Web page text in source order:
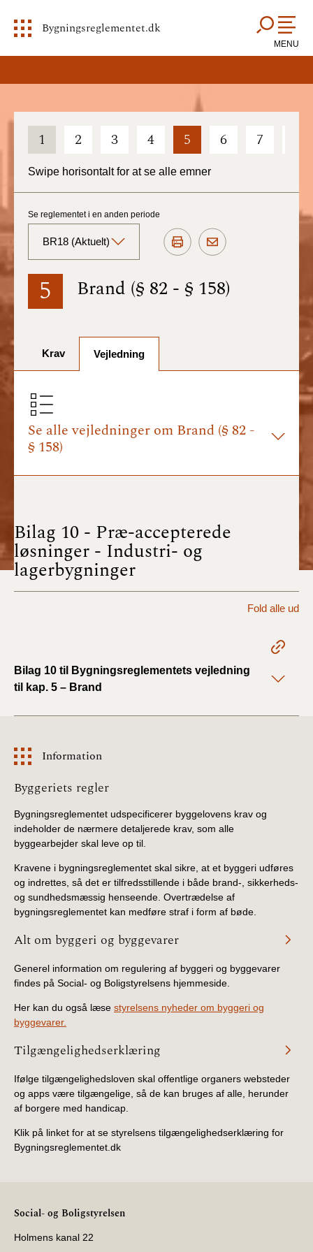
Bygningsreglementet.dk
MENU
1 2 3 4 5 6 7
Swipe horisontalt for at se alle emner
5 Brand (§ 82 - § 158)
Se reglementet i en anden periode
BR18 (Aktuelt)
BR18 (Aktuelt)
BR18 (1/1-30/6
BR18 (1/7- 31/12
2024)
2024)
BR18 (17/9 - 31/12
2022)
2022)
2021)
BR18 (1/1-29/6
2020)
BR18 (10/3-30/6
2020)
BR18 (1/1-9/3 2020)
BR18 (4/7-31/12
2019)
BR18 (1/1-4/7 2019)
BR18 (1/7-31/12
2018)
Tidligere BR (1961-
Krav Vejledning
Se alle vejledninger om Brand (§ 82 -
§ 158)
Bilag 10 - Præ-accepterede
løsninger - Industri- og
lagerbygninger
Fold alle ud
Bilag 10 til Bygningsreglementets vejledning
til kap. 5 – Brand
Information
Information
Byggeriets regler
Bygningsreglementet udspecificerer byggelovens krav og
indeholder de nærmere detaljerede krav, som alle
byggearbejder skal leve op til.
Kravene i bygningsreglementet skal sikre, at et byggeri udføres
og indrettes, så det er tilfredsstillende i både brand-, sikkerheds-
og sundhedsmæssig henseende. Overtrædelse af
bygningsreglementet kan medføre straf i form af bøde.
Alt om byggeri og byggevarer
Generel information om regulering af byggeri og byggevarer
findes på Social- og Boligstyrelsens hjemmeside.
Her kan du også læse styrelsens nyheder om byggeri og
byggevarer.
Tilgængelighedserklæring
Ifølge tilgængelighedsloven skal offentlige organers websteder
og apps være tilgængelige, så de kan bruges af alle, herunder
af borgere med handicap.
Klik på linket for at se styrelsens tilgængelighedserklæring for
Bygningsreglementet.dk
Social- og Boligstyrelsen
Holmens kanal 22